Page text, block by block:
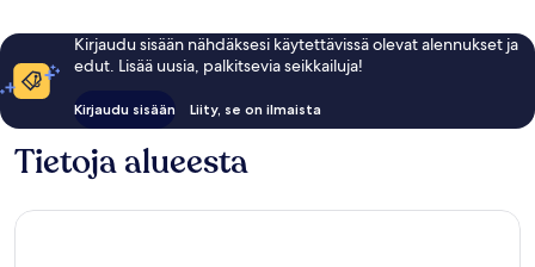
Kirjaudu sisään nähdäksesi käytettävissä olevat alennukset ja
edut. Lisää uusia, palkitsevia seikkailuja!
Kirjaudu sisään Liity, se on ilmaista
Tietoja alueesta